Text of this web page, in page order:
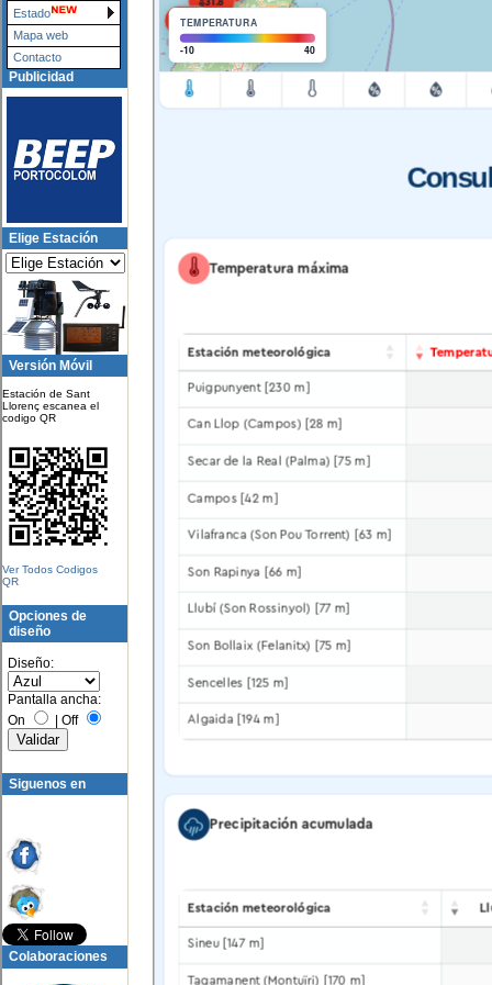
Estado
Mapa web
Contacto
Publicidad
Elige Estación
Versión Móvil
Estación de Sant
Llorenç escanea el
codigo QR
Ver Todos Codigos
QR
Opciones de
diseño
Diseño:
Pantalla ancha:
On
Off
Siguenos en
Colaboraciones